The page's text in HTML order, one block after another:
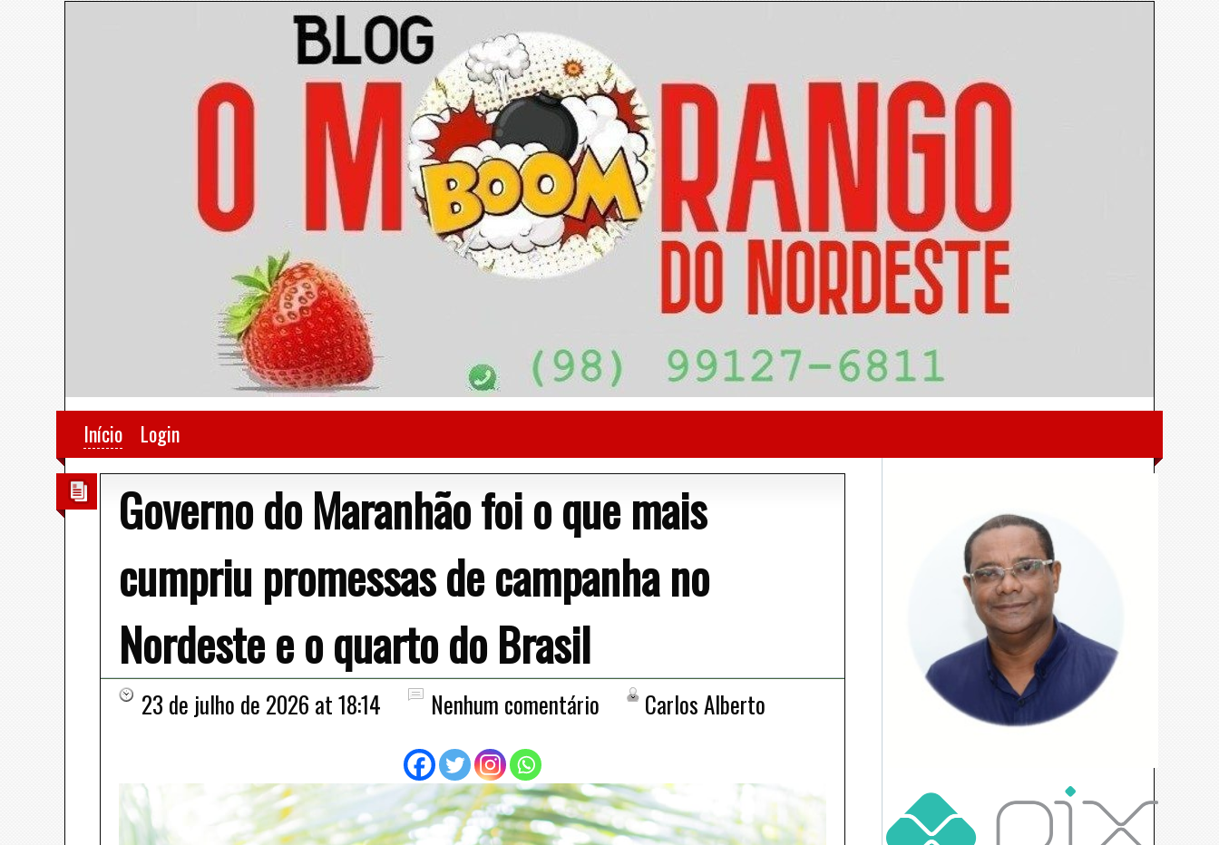
Início Login
Governo do Maranhão foi o que mais
cumpriu promessas de campanha no
Nordeste e o quarto do Brasil
23 de julho de 2026 at 18:14 Nenhum comentário Carlos Alberto